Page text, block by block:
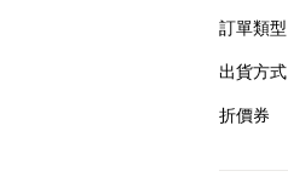
訂單類型
出貨方式
折價券